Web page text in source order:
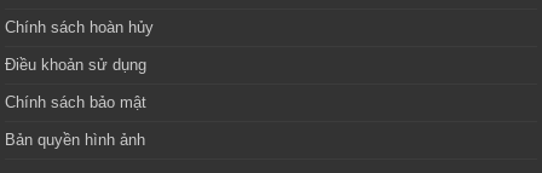
Chính sách hoàn hủy
Điều khoản sử dụng
Chính sách bảo mật
Bản quyền hình ảnh